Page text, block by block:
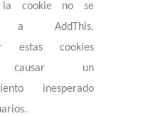
cookie no se
a AddThis.
estas cookies
causar un
inesperado